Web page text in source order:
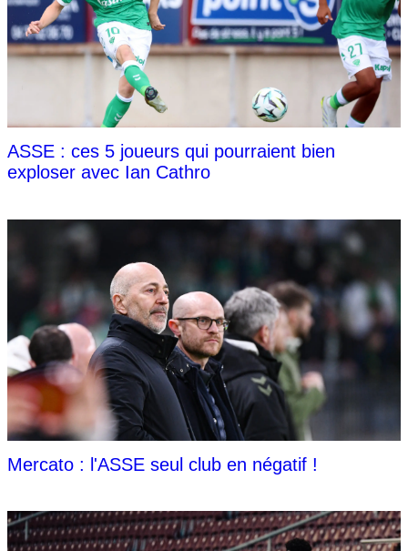
ASSE : ces 5 joueurs qui pourraient bien
exploser avec Ian Cathro
Mercato : l'ASSE seul club en négatif !